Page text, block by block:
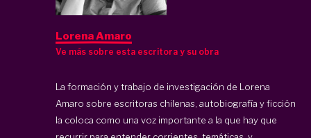
Lorena Amaro
Ve más sobre esta escritora y su obra
La formación y trabajo de investigación de Lorena
Amaro sobre escritoras chilenas, autobiografía y ficción
la coloca como una voz importante a la que hay que